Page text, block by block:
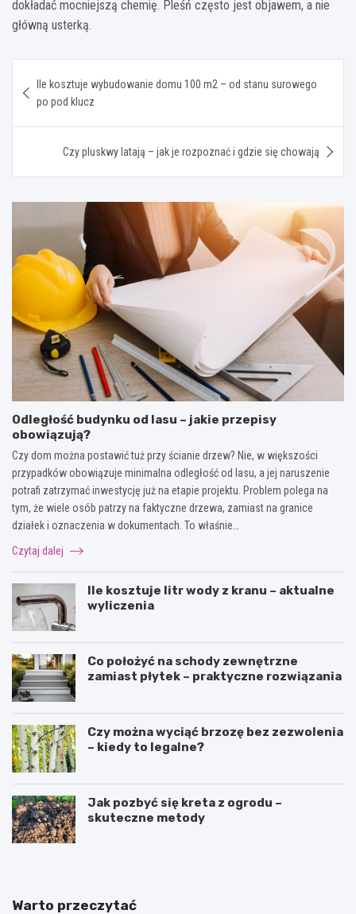
dokładać mocniejszą chemię. Pleśń często jest objawem, a nie
główną usterką.
wpisu
Ile kosztuje wybudowanie domu 100 m2 – od stanu surowego
po pod klucz
Czy pluskwy latają – jak je rozpoznać i gdzie się chowają
Odległość budynku od lasu – jakie przepisy
obowiązują?
Czy dom można postawić tuż przy ścianie drzew? Nie, w większości
przypadków obowiązuje minimalna odległość od lasu, a jej naruszenie
potrafi zatrzymać inwestycję już na etapie projektu. Problem polega na
tym, że wiele osób patrzy na faktyczne drzewa, zamiast na granice
działek i oznaczenia w dokumentach. To właśnie…
Czytaj dalej
Ile kosztuje litr wody z kranu – aktualne
wyliczenia
Co położyć na schody zewnętrzne
zamiast płytek – praktyczne rozwiązania
Czy można wyciąć brzozę bez zezwolenia
– kiedy to legalne?
Jak pozbyć się kreta z ogrodu –
skuteczne metody
Warto przeczytać